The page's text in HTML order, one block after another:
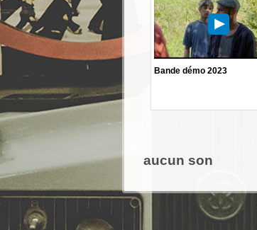
Bande démo 2023
aucun son